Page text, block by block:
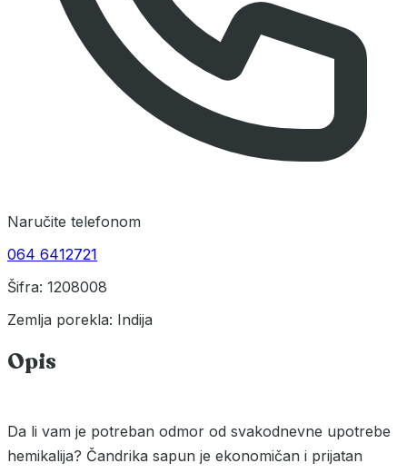
Naručite telefonom
064 6412721
Šifra: 1208008
Zemlja porekla: Indija
Opis
Da li vam je potreban odmor od svakodnevne upotrebe
hemikalija? Čandrika sapun je ekonomičan i prijatan